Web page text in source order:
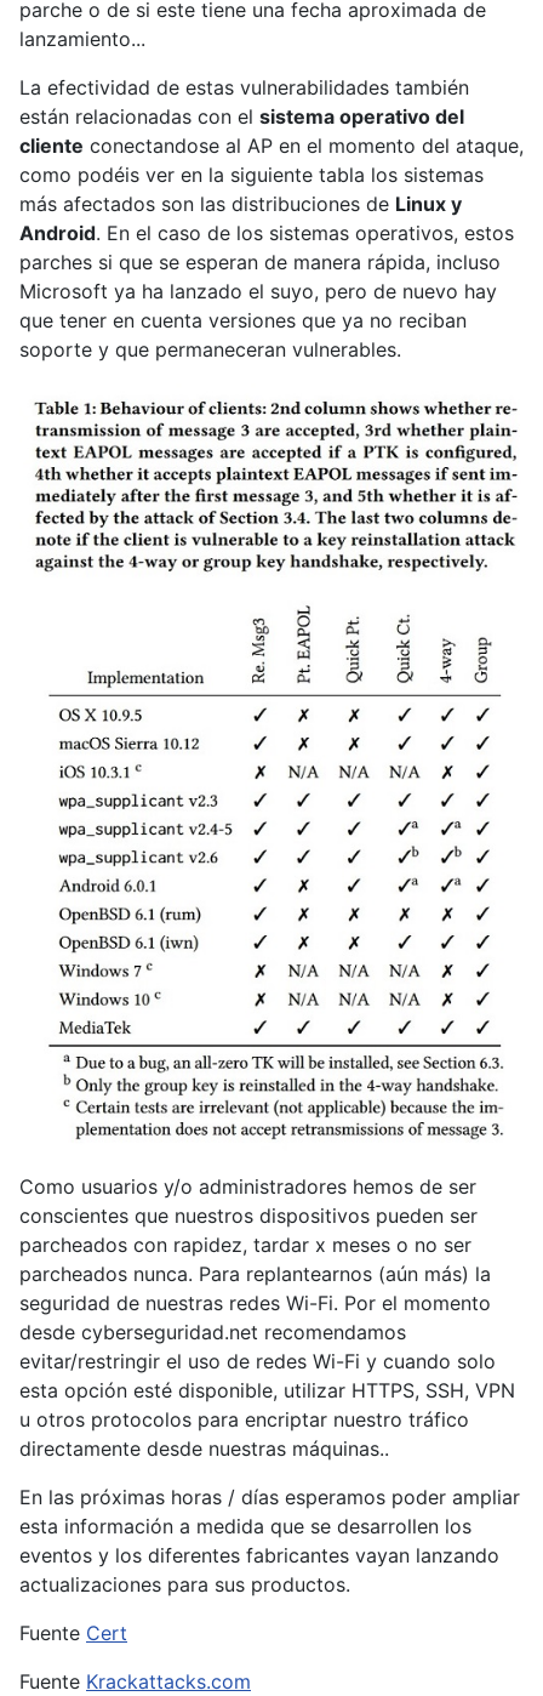
parche o de si este tiene una fecha aproximada de
lanzamiento...
La efectividad de estas vulnerabilidades también
están relacionadas con el sistema operativo del
cliente conectandose al AP en el momento del ataque,
como podéis ver en la siguiente tabla los sistemas
más afectados son las distribuciones de Linux y
Android. En el caso de los sistemas operativos, estos
parches si que se esperan de manera rápida, incluso
Microsoft ya ha lanzado el suyo, pero de nuevo hay
que tener en cuenta versiones que ya no reciban
soporte y que permaneceran vulnerables.
Como usuarios y/o administradores hemos de ser
conscientes que nuestros dispositivos pueden ser
parcheados con rapidez, tardar x meses o no ser
parcheados nunca. Para replantearnos (aún más) la
seguridad de nuestras redes Wi-Fi. Por el momento
desde cyberseguridad.net recomendamos
evitar/restringir el uso de redes Wi-Fi y cuando solo
esta opción esté disponible, utilizar HTTPS, SSH, VPN
u otros protocolos para encriptar nuestro tráfico
directamente desde nuestras máquinas..
En las próximas horas / días esperamos poder ampliar
esta información a medida que se desarrollen los
eventos y los diferentes fabricantes vayan lanzando
actualizaciones para sus productos.
Fuente Cert
Fuente Krackattacks.com